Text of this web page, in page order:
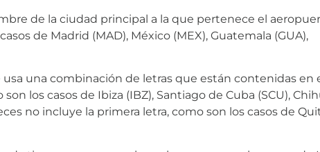
de la ciudad principal a la que pertenece el
de Madrid (MAD), México (MEX), Guatemala (GUA),
una combinación de letras que están contenidas en
los casos de Ibiza (IBZ), Santiago de Cuba (SCU),
no incluye la primera letra, como son los casos de